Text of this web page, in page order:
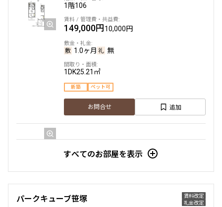
1階106
149,000円10,000円
1.0ヶ月 無
1DK25.21㎡
新築 ペット可
お問合せ 追加
1階104
174,000円15,000円
1.0ヶ月
すべてのお部屋を表示
賃料改定
礼金改定
パークキューブ笹塚